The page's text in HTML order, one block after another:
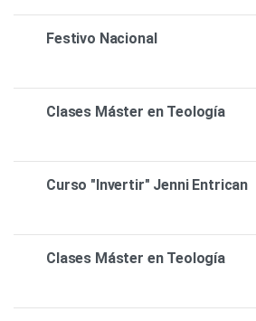
Festivo Nacional
Clases Máster en Teología
Curso "Invertir" Jenni Entrican
Clases Máster en Teología